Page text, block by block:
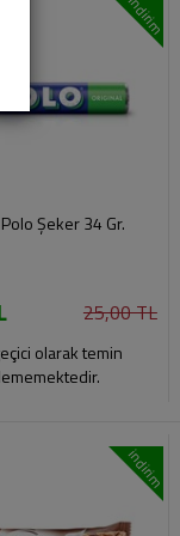
indirim
Şeker 34 Gr.
25,00 TL
olarak temin
indirim